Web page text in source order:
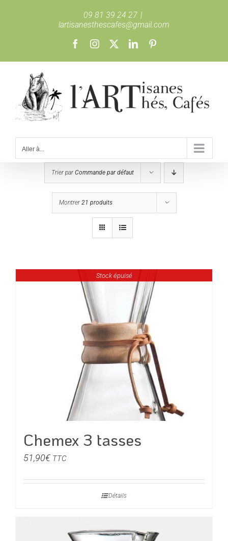
09 81 39 24 27 |
lartisanesthescafes@gmail.com
FacebookInstagram LinkedIn
Aller à...
Trier parCommande par défaut
Montrer21 produits
Stock épuisé
Chemex 3 tasses
51,90€ TTC
Détails